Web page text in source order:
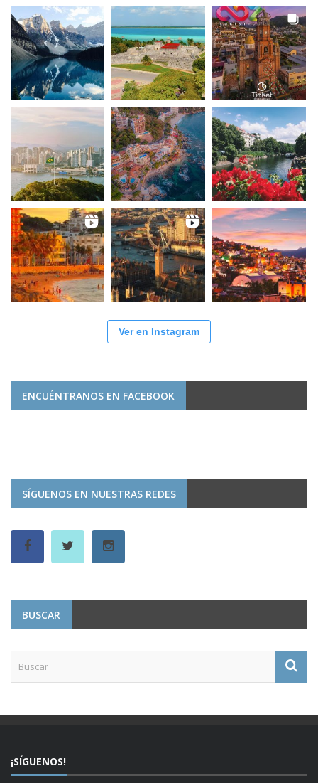
Ver en Instagram
ENCUÉNTRANOS EN FACEBOOK
SÍGUENOS EN NUESTRAS REDES
BUSCAR
¡SÍGUENOS!